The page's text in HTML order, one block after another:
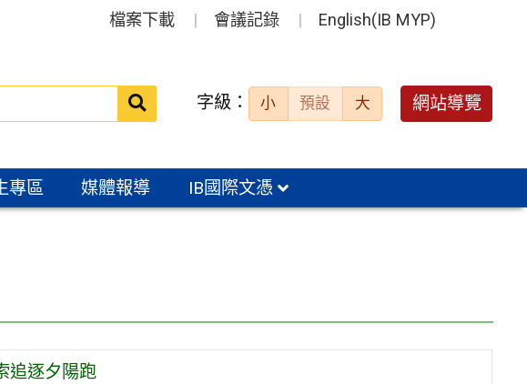
檔案下載 會議記錄 English(IB MYP)
送出 字級： 小 預設 大 網站導覽
專區 媒體報導 IB國際文憑
追逐夕陽跑